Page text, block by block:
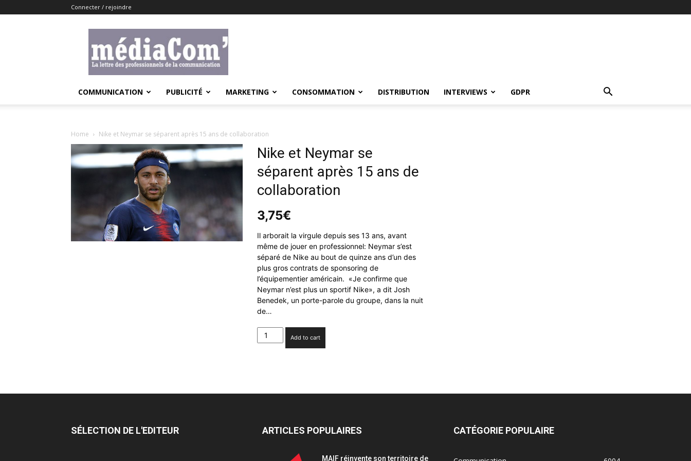
Connecter / rejoindre
COMMUNICATION PUBLICITÉ MARKETING CONSOMMATION DISTRIBUTION INTERVIEWS GDPR
Home Nike et Neymar se séparent après 15 ans de collaboration
Nike et Neymar se
séparent après 15 ans de
collaboration
3,75€
Il arborait la virgule depuis ses 13 ans, avant
même de jouer en professionnel: Neymar s’est
séparé de Nike au bout de quinze ans d’un des
plus gros contrats de sponsoring de
l’équipementier américain. «Je confirme que
Neymar n’est plus un sportif Nike», a dit Josh
Benedek, un porte-parole du groupe, dans la nuit
de…
Nike
et
collaboration
Add to cart
SÉLECTION DE L'EDITEUR ARTICLES POPULAIRES
MAIF réinvente son territoire de
CATÉGORIE POPULAIRE